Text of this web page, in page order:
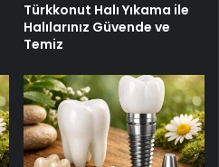
Türkkonut Halı Yıkama ile
Halılarınız Güvende ve
Temiz